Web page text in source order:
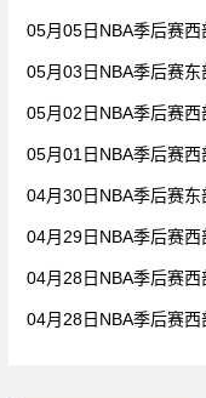
05月05日NBA季后赛西
05月03日NBA季后赛东
05月02日NBA季后赛
05月01日NBA季后赛
04月30日NBA季后赛
04月29日NBA季后赛
04月28日NBA季后赛
04月28日NBA季后赛